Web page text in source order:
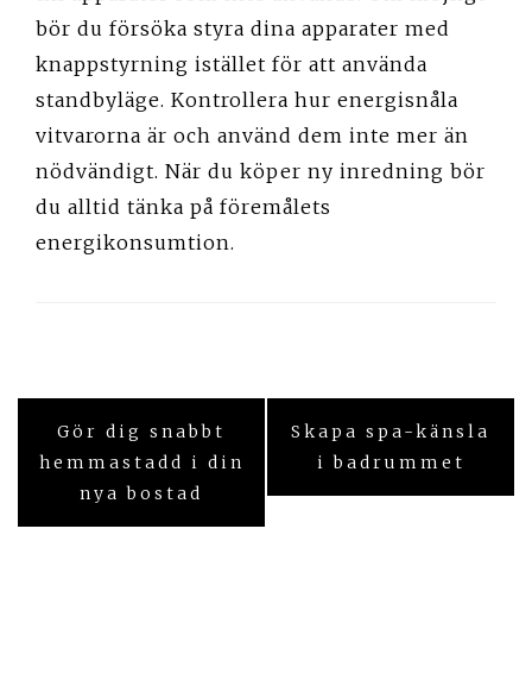
bör du försöka styra dina apparater med
knappstyrning istället för att använda
standbyläge. Kontrollera hur energisnåla
vitvarorna är och använd dem inte mer än
nödvändigt. När du köper ny inredning bör
du alltid tänka på föremålets
energikonsumtion.
Inläggsnavigering
Gör dig snabbt
hemmastadd i din
nya bostad
Skapa spa-känsla
i badrummet